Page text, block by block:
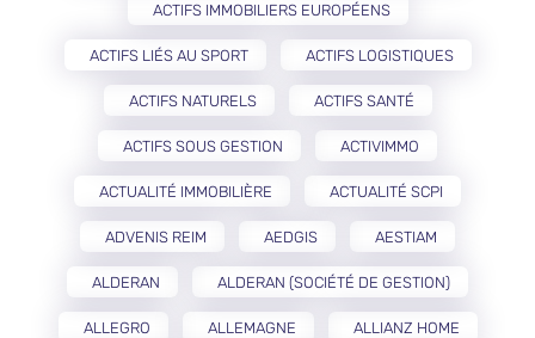
ACTIFS IMMOBILIERS EUROPÉENS
ACTIFS LIÉS AU SPORT ACTIFS LOGISTIQUES
ACTIFS NATURELS ACTIFS SANTÉ
ACTIFS SOUS GESTION ACTIVIMMO
ACTUALITÉ IMMOBILIÈRE ACTUALITÉ SCPI
ADVENIS REIM AEDGIS AESTIAM
ALDERAN ALDERAN (SOCIÉTÉ DE GESTION)
ALLEGRO ALLEMAGNE ALLIANZ HOME